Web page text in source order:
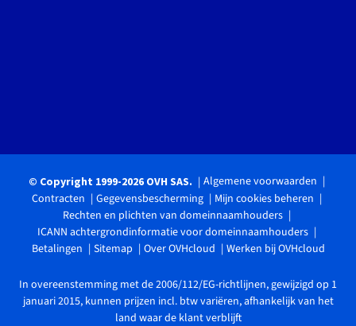
© Copyright 1999-2026 OVH SAS.
Algemene voorwaarden
Contracten
Gegevensbescherming
Mijn cookies beheren
Rechten en plichten van domeinnaamhouders
ICANN achtergrondinformatie voor domeinnaamhouders
Betalingen
Sitemap Over OVHcloud Werken bij OVHcloud
In overeenstemming met de 2006/112/EG-richtlijnen, gewijzigd op 1
januari 2015, kunnen prijzen incl. btw variëren, afhankelijk van het
land waar de klant verblijft